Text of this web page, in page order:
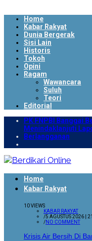
Home
Kabar Rakyat
Dunia Bergerak
Sisi Lain
Historis
Tokoh
Opini
Ragam
Wawancara
Suluh
Teori
Editorial
PK FNPBI Banggai
Menindaklanjuti
Berlangganan
Home
Kabar Rakyat
10 VIEWS
KABAR RAKYAT
/5 AGUSTUS 2026 |
/NO COMMENT
Krisis Air Bersih Di